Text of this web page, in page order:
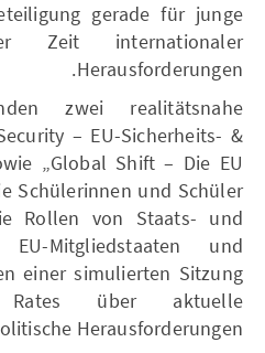
gerade für junge
Zeit internationaler
Herausforderungen.
zwei realitätsnahe
– EU-Sicherheits- &
„Global Shift – Die EU
Schülerinnen und Schüler
Rollen von Staats- und
Mitgliedstaaten und
einer simulierten Sitzung
Rates über aktuelle
Herausforderungen.